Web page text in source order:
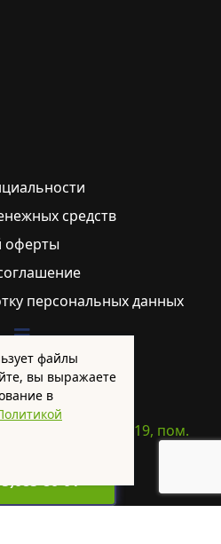
средств
оферты
персональных данных
слобода, д.19, пом.
80-01
файлы
вы выражаете
в